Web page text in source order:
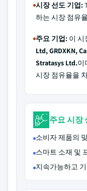
시장 선도 기업:
하는 시장 점유
주요 기업: 이 시
Ltd, GRDXKN,
Stratasys Ltd.이
시장 점유율을
주요 시장
소비자 제품의
스마트 소재 및
지속가능하고